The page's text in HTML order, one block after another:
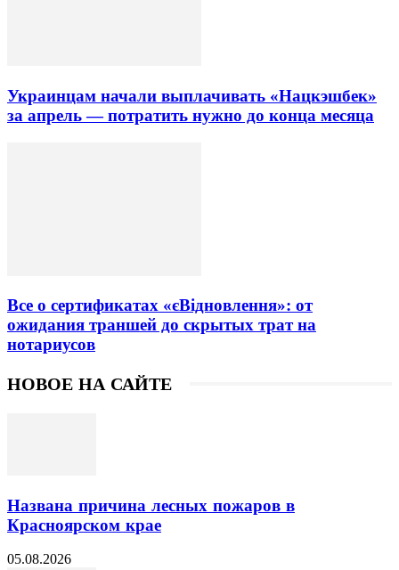
Украинцам начали выплачивать «Нацкэшбек»
за апрель — потратить нужно до конца месяца
Все о сертификатах «єВідновлення»: от
ожидания траншей до скрытых трат на
нотариусов
НОВОЕ НА САЙТЕ
Названа причина лесных пожаров в
Красноярском крае
05.08.2026